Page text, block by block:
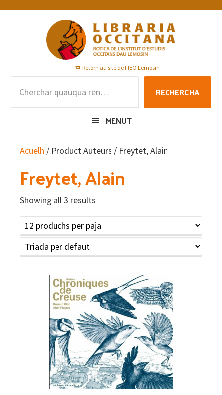
Skip
Skip
Skip
Retorn au site de l'IEO Lemosin
RECHERCHA
MENUT
Acuelh / Product Auteurs / Freytet, Alain
Freytet, Alain
Showing all 3 results